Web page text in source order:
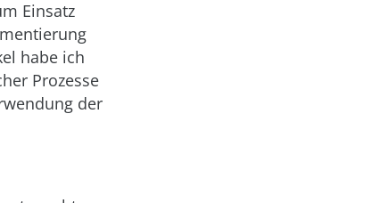
Einsatz
habe ich
Prozesse
der